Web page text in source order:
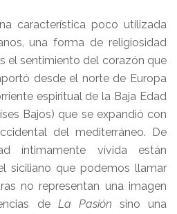
característica poco utilizada
una forma de religiosidad
el sentimiento del corazón que
desde el norte de Europa
espiritual de la Baja Edad
Bajos) que se expandió con
del mediterráneo. De
íntimamente vívida están
siciliano que podemos llamar
no representan una imagen
de La Pasión sino una